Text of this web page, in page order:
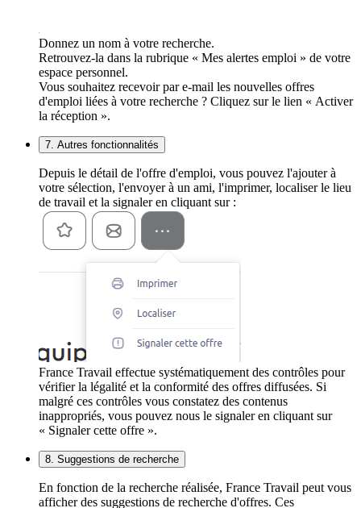
Donnez un nom à votre recherche.
Retrouvez-la dans la rubrique « Mes alertes emploi » de votre
espace personnel.
Vous souhaitez recevoir par e-mail les nouvelles offres
d'emploi liées à votre recherche ? Cliquez sur le lien « Activer
la réception ».
7. Autres fonctionnalités
Depuis le détail de l'offre d'emploi, vous pouvez l'ajouter à
votre sélection, l'envoyer à un ami, l'imprimer, localiser le lieu
de travail et la signaler en cliquant sur :
France Travail effectue systématiquement des contrôles pour
vérifier la légalité et la conformité des offres diffusées. Si
malgré ces contrôles vous constatez des contenus
inappropriés, vous pouvez nous le signaler en cliquant sur
« Signaler cette offre ».
8. Suggestions de recherche
En fonction de la recherche réalisée, France Travail peut vous
afficher des suggestions de recherche d'offres. Ces